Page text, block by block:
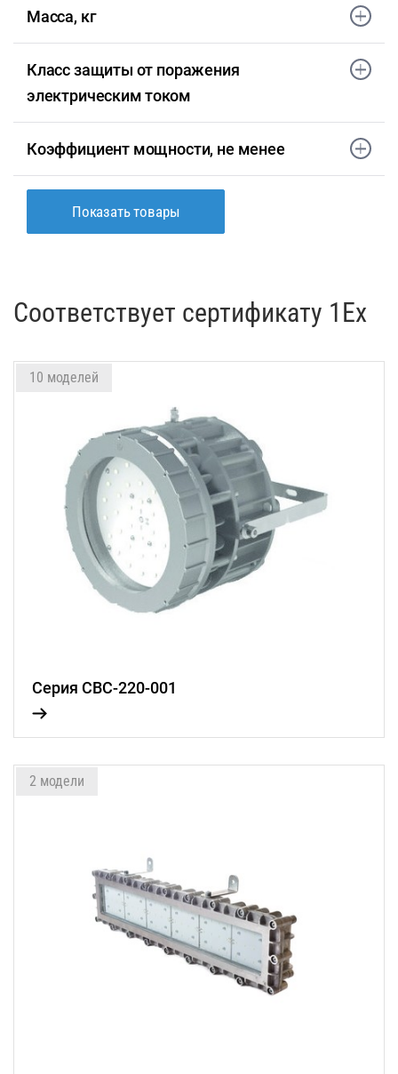
Масса, кг
Класс защиты от поражения
электрическим током
Коэффициент мощности, не менее
Показать товары
Соответствует сертификату 1Ex
10 моделей
Серия СВС-220-001
2 модели